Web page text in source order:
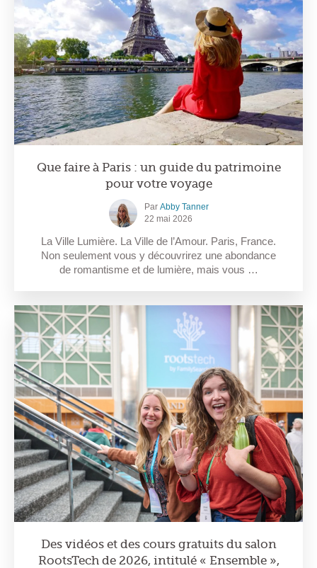
Que faire à Paris : un guide du patrimoine
pour votre voyage
Par Abby Tanner
22 mai 2026
La Ville Lumière. La Ville de l’Amour. Paris, France.
Non seulement vous y découvrirez une abondance
de romantisme et de lumière, mais vous …
Des vidéos et des cours gratuits du salon
RootsTech de 2026, intitulé « Ensemble »,